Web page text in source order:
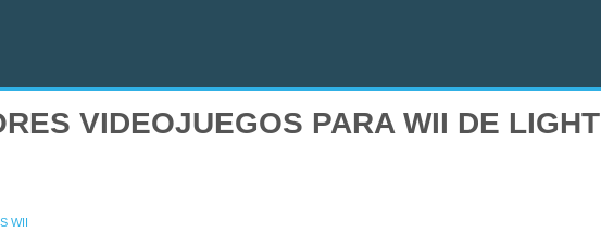
VIDEOJUEGOS PARA WII DE LIGHT
WII